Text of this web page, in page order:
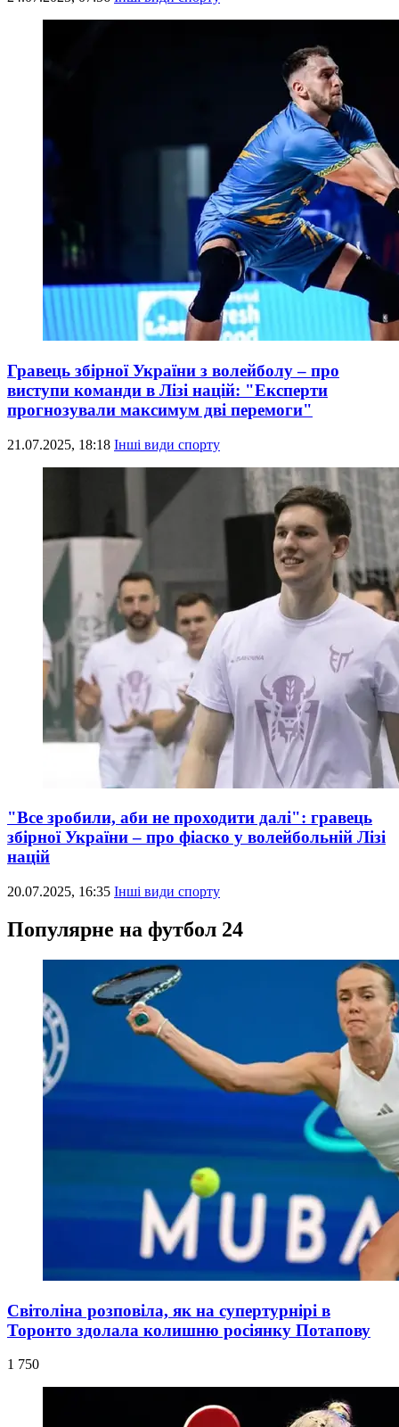
Гравець збірної України з волейболу – про
виступи команди в Лізі націй: "Експерти
прогнозували максимум дві перемоги"
21.07.2025, 18:18 Інші види спорту
"Все зробили, аби не проходити далі": гравець
збірної України – про фіаско у волейбольній Лізі
націй
20.07.2025, 16:35 Інші види спорту
Популярне на футбол 24
Світоліна розповіла, як на супертурнірі в
Торонто здолала колишню росіянку Потапову
1 750